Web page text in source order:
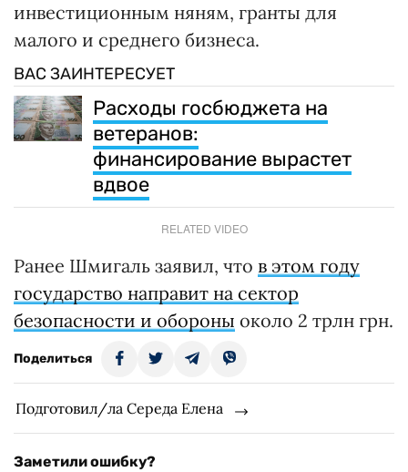
инвестиционным няням, гранты для
малого и среднего бизнеса.
ВАС ЗАИНТЕРЕСУЕТ
Расходы госбюджета на
ветеранов:
финансирование вырастет
вдвое
RELATED VIDEO
Ранее Шмигаль заявил, что в этом году
государство направит на сектор
безопасности и обороны около 2 трлн грн.
Поделиться
Подготовил/ла Середа Елена
Заметили ошибку?